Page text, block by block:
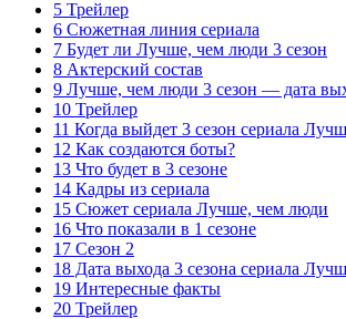
5 Трейлер
6 Сюжетная линия сериала
7 Будет ли Лучше, чем люди 3 сезон
8 Актерский состав
9 Лучше, чем люди 3 сезон — дата
10 Трейлер
11 Когда выйдет 3 сезон сериала
12 Как создаются боты?
13 Что будет в 3 сезоне
14 Кадры из сериала
15 Сюжет сериала Лучше, чем люди
16 Что показали в 1 сезоне
17 Сезон 2
18 Дата выхода 3 сезона сериала
19 Интересные факты
20 Трейлер